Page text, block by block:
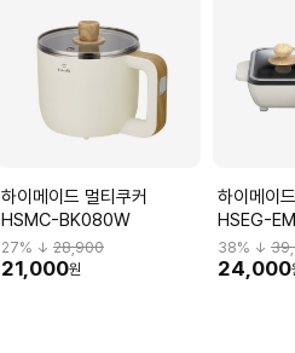
하이메이드 멀티쿠커
HSMC-BK080W
27% ↓28,900
21,000원
하이메이
HSEG-
38% ↓
24,000